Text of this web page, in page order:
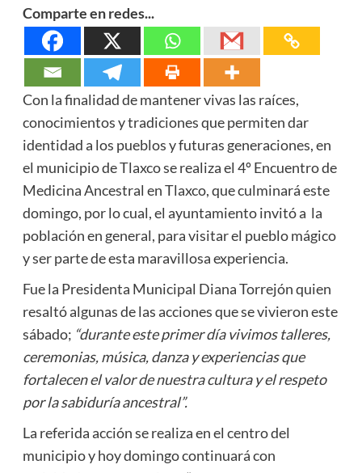
Comparte en redes...
Con la finalidad de mantener vivas las raíces,
conocimientos y tradiciones que permiten dar
identidad a los pueblos y futuras generaciones, en
el municipio de Tlaxco se realiza el 4º Encuentro de
Medicina Ancestral en Tlaxco, que culminará este
domingo, por lo cual, el ayuntamiento invitó a la
población en general, para visitar el pueblo mágico
y ser parte de esta maravillosa experiencia.
Fue la Presidenta Municipal Diana Torrejón quien
resaltó algunas de las acciones que se vivieron este
sábado; “durante este primer día vivimos talleres,
ceremonias, música, danza y experiencias que
fortalecen el valor de nuestra cultura y el respeto
por la sabiduría ancestral”.
La referida acción se realiza en el centro del
municipio y hoy domingo continuará con